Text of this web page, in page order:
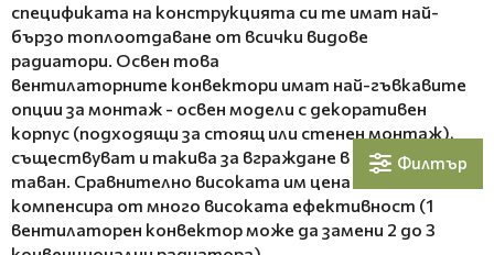
Филтър
спецификата на конструкцията си те имат най-
бързо топлоотдаване от всички видове
радиатори. Освен това
вентилаторните конвектори имат най-гъвкавите
опции за монтаж - освен модели с декоративен
корпус (подходящи за стоящ или стенен монтаж),
съществуват и такива за вграждане в стена или
таван. Сравнително високата им цена се
компенсира от много високата ефективност (1
вентилаторен конвектор може да замени 2 до 3